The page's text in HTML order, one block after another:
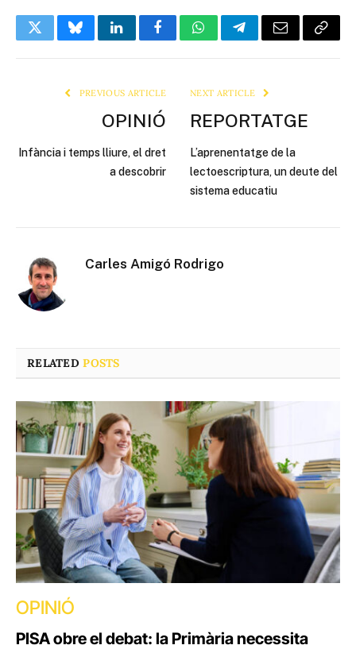
TwitterBlueskyLinkedInFacebookWhatsAppTelegramEmail Copy
PREVIOUS ARTICLE
OPINIÓ
Infància i temps lliure, el dret
a descobrir
NEXT ARTICLE
REPORTATGE
L’aprenentatge de la
lectoescriptura, un deute del
sistema educatiu
Carles Amigó Rodrigo
RELATEDPOSTS
OPINIÓ
PISA obre el debat: la Primària necessita